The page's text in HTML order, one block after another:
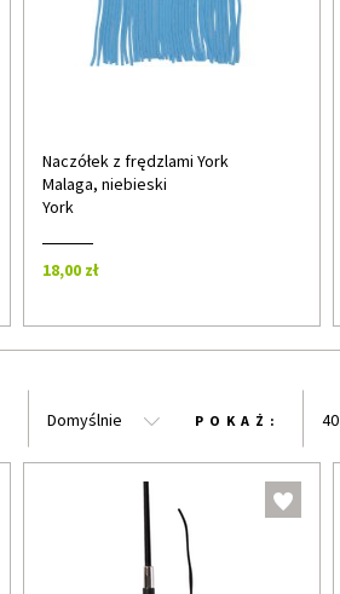
Naczółek z frędzlami York
Malaga, niebieski
York
18,00 zł
Domyślnie POKAŻ: 40